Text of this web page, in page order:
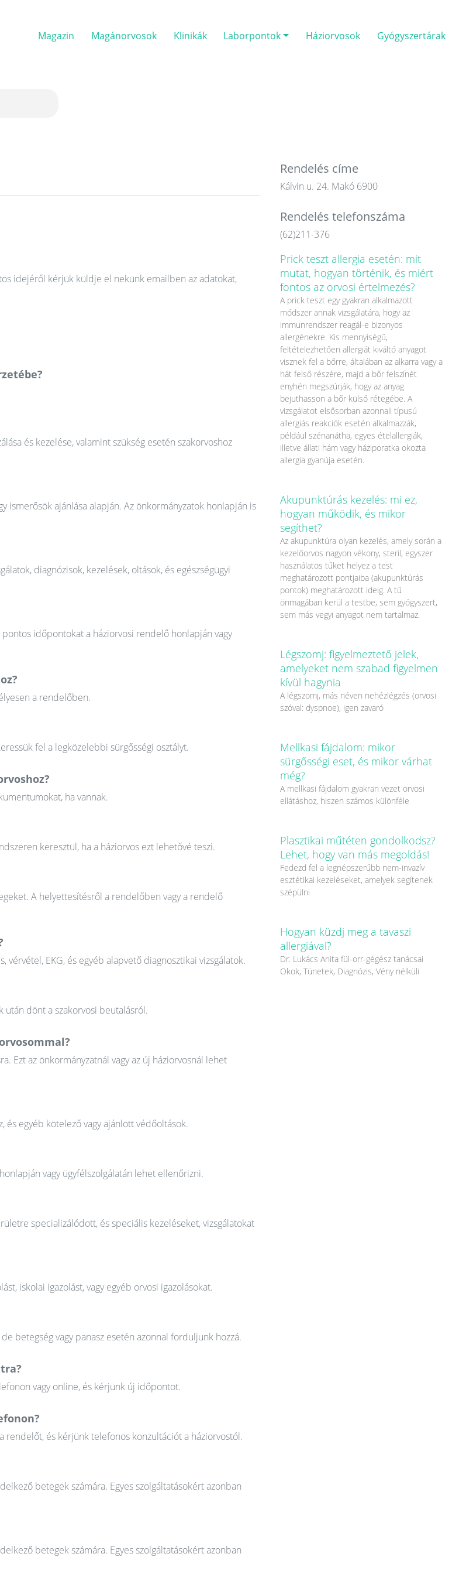
Magazin Magánorvosok Klinikák Laborpontok Háziorvosok Gyógyszertárak
idejéről kérjük küldje el nekünk emailben az adatokat,
és kezelése, valamint szükség esetén szakorvoshoz
ismerősök ajánlása alapján. Az önkormányzatok honlapján is
diagnózisok, kezelések, oltások, és egészségügyi
időpontokat a háziorvosi rendelő honlapján vagy
a rendelőben.
fel a legközelebbi sürgősségi osztályt.
ha vannak.
keresztül, ha a háziorvos ezt lehetővé teszi.
A helyettesítésről a rendelőben vagy a rendelő
EKG, és egyéb alapvető diagnosztikai vizsgálatok.
után dönt a szakorvosi beutalásról.
Ezt az önkormányzatnál vagy az új háziorvosnál lehet
egyéb kötelező vagy ajánlott védőoltások.
vagy ügyfélszolgálatán lehet ellenőrizni.
specializálódott, és speciális kezeléseket, vizsgálatokat
iskolai igazolást, vagy egyéb orvosi igazolásokat.
betegség vagy panasz esetén azonnal forduljunk hozzá.
vagy online, és kérjünk új időpontot.
és kérjünk telefonos konzultációt a háziorvostól.
betegek számára. Egyes szolgáltatásokért azonban
betegek számára. Egyes szolgáltatásokért azonban
Rendelés címe
Kálvin u. 24. Makó 6900
Rendelés telefonszáma
(62)211-376
Prick teszt allergia esetén: mit
mutat, hogyan történik, és miért
fontos az orvosi értelmezés?
A prick teszt egy gyakran alkalmazott
módszer annak vizsgálatára, hogy az
immunrendszer reagál-e bizonyos
allergénekre. Kis mennyiségű,
feltételezhetően allergiát kiváltó anyagot
visznek fel a bőrre, általában az alkarra vagy a
hát felső részére, majd a bőr felszínét
enyhén megszúrják, hogy az anyag
bejuthasson a bőr külső rétegébe. A
vizsgálatot elsősorban azonnali típusú
allergiás reakciók esetén alkalmazzák,
például szénanátha, egyes ételallergiák,
illetve állati hám vagy háziporatka okozta
allergia gyanúja esetén.
Akupunktúrás kezelés: mi ez,
hogyan működik, és mikor
segíthet?
Az akupunktúra olyan kezelés, amely során a
kezelőorvos nagyon vékony, steril, egyszer
használatos tűket helyez a test
meghatározott pontjaiba (akupunktúrás
pontok) meghatározott ideig. A tű
önmagában kerül a testbe, sem gyógyszert,
sem más vegyi anyagot nem tartalmaz.
Légszomj: figyelmeztető jelek,
amelyeket nem szabad figyelmen
kívül hagynia
A légszomj, más néven nehézlégzés (orvosi
szóval: dyspnoe), igen zavaró
Mellkasi fájdalom: mikor
sürgősségi eset, és mikor várhat
még?
A mellkasi fájdalom gyakran vezet orvosi
ellátáshoz, hiszen számos különféle
Plasztikai műtéten gondolkodsz?
Lehet, hogy van más megoldás!
Fedezd fel a legnépszerűbb nem-invazív
esztétikai kezeléseket, amelyek segítenek
szépülni
Hogyan küzdj meg a tavaszi
allergiával?
Dr. Lukács Anita fül-orr-gégész tanácsai
Okok, Tünetek, Diagnózis, Vény nélküli